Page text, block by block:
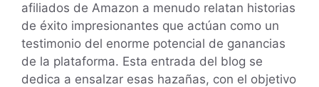
afiliados de Amazon a menudo relatan historias
de éxito impresionantes que actúan como un
testimonio del enorme potencial de ganancias
de la plataforma. Esta entrada del blog se
dedica a ensalzar esas hazañas, con el objetivo